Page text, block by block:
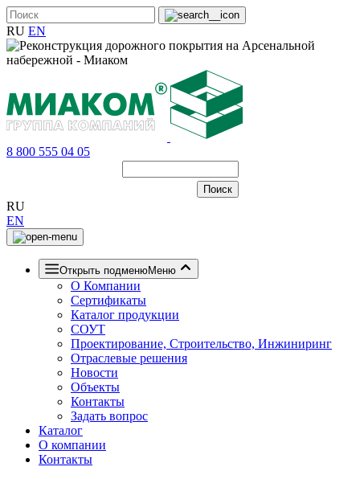
RU EN
8 800 555 04 05
RU
EN
Открыть подменюМеню
О Компании
Сертификаты
Каталог продукции
СОУТ
Проектирование, Строительство, Инжиниринг
Отраслевые решения
Новости
Объекты
Контакты
Задать вопрос
Каталог
О компании
Контакты